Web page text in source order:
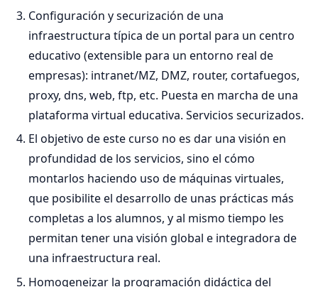
Configuración y securización de una
infraestructura típica de un portal para un centro
educativo (extensible para un entorno real de
empresas): intranet/MZ, DMZ, router, cortafuegos,
proxy, dns, web, ftp, etc. Puesta en marcha de una
plataforma virtual educativa. Servicios securizados.
El objetivo de este curso no es dar una visión en
profundidad de los servicios, sino el cómo
montarlos haciendo uso de máquinas virtuales,
que posibilite el desarrollo de unas prácticas más
completas a los alumnos, y al mismo tiempo les
permitan tener una visión global e integradora de
una infraestructura real.
Homogeneizar la programación didáctica del